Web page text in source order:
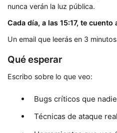
nunca verán la luz pública.
Cada día, a las 15:17, te cuento
Un email que leerás en 3
Qué esperar
Escribo sobre lo que veo:
Bugs críticos que
Técnicas de ataque